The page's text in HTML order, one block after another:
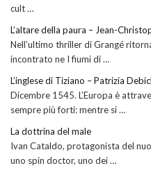
cult …
L’altare della paura – Jean-
Nell’ultimo thriller di Grangé
incontrato ne I fiumi di …
L’inglese di Tiziano – Patrizia
Dicembre 1545. L’Europa è
sempre più forti: mentre si …
La dottrina del male
Ivan Cataldo, protagonista del
uno spin doctor, uno dei …